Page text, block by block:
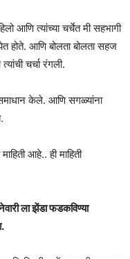
आणि त्यांच्या चर्चेत मी सहभागी
आणि बोलता बोलता सहज
चर्चा रंगली.
समाधान केले. आणि सगळ्यांना
आहे.. ही माहिती
ला झेंडा फडकविण्या